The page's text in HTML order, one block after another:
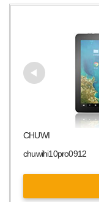
CHUWI
chuwihi10pro0912